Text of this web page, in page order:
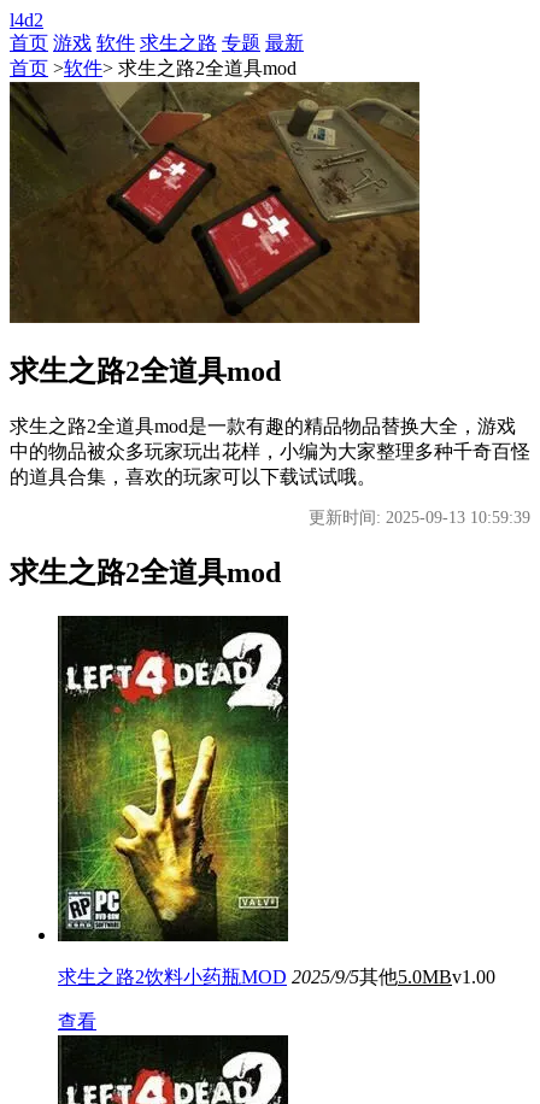
l4d2
首页 游戏 软件 求生之路 专题 最新
首页 >软件> 求生之路2全道具mod
求生之路2全道具mod
求生之路2全道具mod是一款有趣的精品物品替换大全，游戏
中的物品被众多玩家玩出花样，小编为大家整理多种千奇百怪
的道具合集，喜欢的玩家可以下载试试哦。
更新时间: 2025-09-13 10:59:39
求生之路2全道具mod
求生之路2饮料小药瓶MOD 2025/9/5其他5.0MBv1.00
查看